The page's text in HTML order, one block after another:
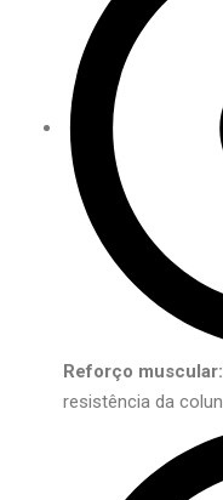
Reforço muscular:
resistência da